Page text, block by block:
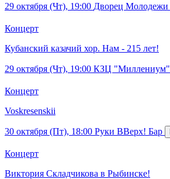
29 октября (Чт), 19:00 Дворец Молодежи
Концерт
Кубанский казачий хор. Нам - 215 лет!
29 октября (Чт), 19:00 КЗЦ "Миллениум"
Концерт
Voskresenskii
30 октября (Пт), 18:00 Руки ВВерх! Бар
Концерт
Виктория Складчикова в Рыбинске!